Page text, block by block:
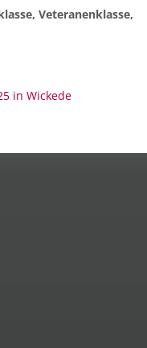
Veteranenklasse,
in Wickede